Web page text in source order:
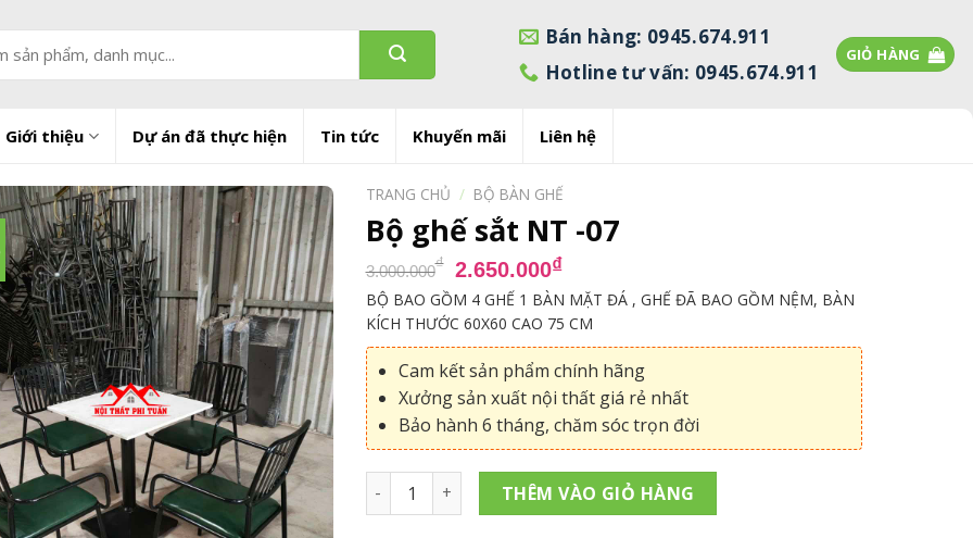
Bán hàng: 0945.674.911
Hotline tư vấn: 0945.674.911
GIỎ HÀNG
Giới thiệu Dự án đã thực hiện Tin tức Khuyến mãi Liên hệ
TRANG CHỦ / BỘ BÀN GHẾ
Bộ ghế sắt NT -07
3.000.000₫ Giá
gốc
là:
3.000.000₫.
2.650.000₫Giá
hiện
tại
là:
2.650.000₫.
BỘ BAO GỒM 4 GHẾ 1 BÀN MẶT ĐÁ , GHẾ ĐÃ BAO GỒM NỆM, BÀN
KÍCH THƯỚC 60X60 CAO 75 CM
Cam kết sản phẩm chính hãng
Xưởng sản xuất nội thất giá rẻ nhất
Bảo hành 6 tháng, chăm sóc trọn đời
Bộ ghế sắt NT -07 số lượngTHÊM VÀO GIỎ HÀNG